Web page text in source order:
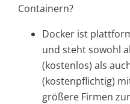
Containern?
Docker ist
und steht sowohl
(kostenlos) als
(kostenpflichtig)
größere Firmen